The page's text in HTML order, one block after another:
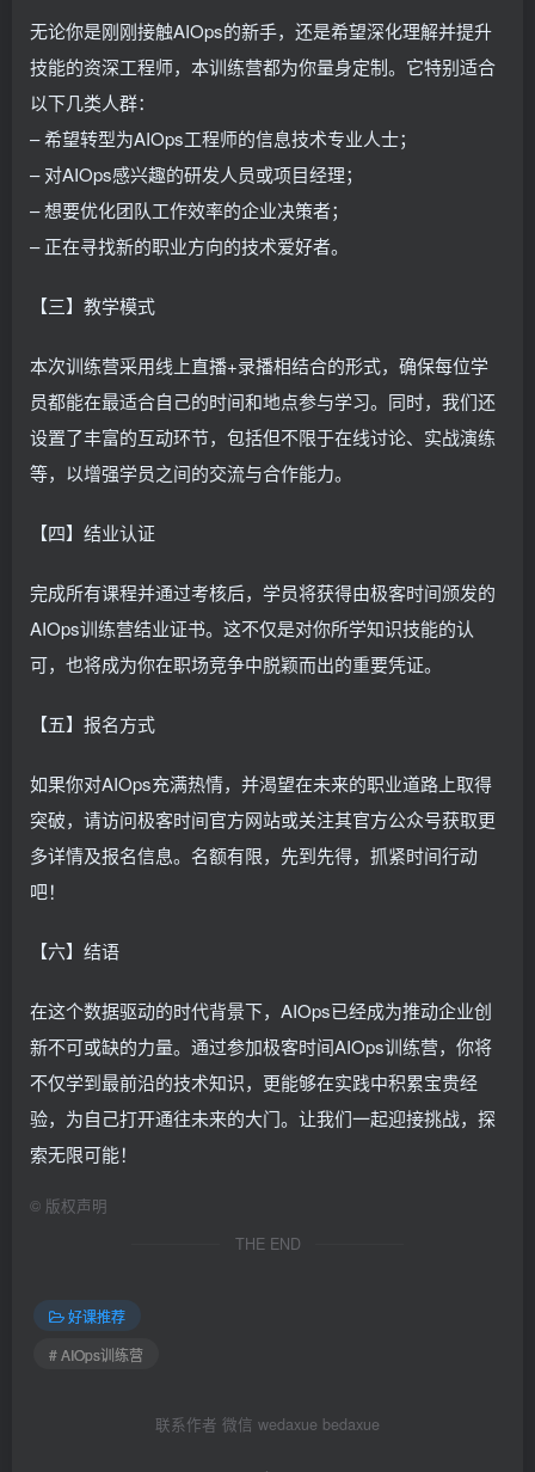
无论你是刚刚接触AIOps的新手，还是希望深化理解并提升
技能的资深工程师，本训练营都为你量身定制。它特别适合
以下几类人群：
– 希望转型为AIOps工程师的信息技术专业人士；
– 对AIOps感兴趣的研发人员或项目经理；
– 想要优化团队工作效率的企业决策者；
– 正在寻找新的职业方向的技术爱好者。
【三】教学模式
本次训练营采用线上直播+录播相结合的形式，确保每位学
员都能在最适合自己的时间和地点参与学习。同时，我们还
设置了丰富的互动环节，包括但不限于在线讨论、实战演练
等，以增强学员之间的交流与合作能力。
【四】结业认证
完成所有课程并通过考核后，学员将获得由极客时间颁发的
AIOps训练营结业证书。这不仅是对你所学知识技能的认
可，也将成为你在职场竞争中脱颖而出的重要凭证。
【五】报名方式
如果你对AIOps充满热情，并渴望在未来的职业道路上取得
突破，请访问极客时间官方网站或关注其官方公众号获取更
多详情及报名信息。名额有限，先到先得，抓紧时间行动
吧！
【六】结语
在这个数据驱动的时代背景下，AIOps已经成为推动企业创
新不可或缺的力量。通过参加极客时间AIOps训练营，你将
不仅学到最前沿的技术知识，更能够在实践中积累宝贵经
验，为自己打开通往未来的大门。让我们一起迎接挑战，探
索无限可能！
© 版权声明
THE END
好课推荐
# AIOps训练营
联系作者 微信 wedaxue bedaxue